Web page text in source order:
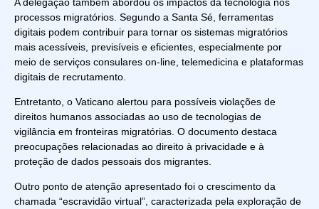
processos migratórios. Segundo a Santa Sé, ferramentas
digitais podem contribuir para tornar os sistemas migratórios
mais acessíveis, previsíveis e eficientes, especialmente por
meio de serviços consulares on-line, telemedicina e plataformas
digitais de recrutamento.
Entretanto, o Vaticano alertou para possíveis violações de
direitos humanos associadas ao uso de tecnologias de
vigilância em fronteiras migratórias. O documento destaca
preocupações relacionadas ao direito à privacidade e à
proteção de dados pessoais dos migrantes.
Outro ponto de atenção apresentado foi o crescimento da
chamada “escravidão virtual”, caracterizada pela exploração de